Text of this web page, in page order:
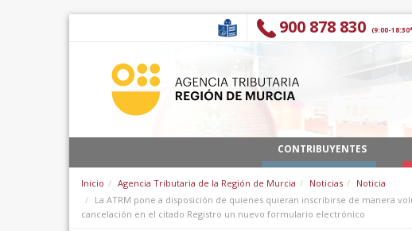
900 878 830 (9:00-
CONTRIBUYENTES
Inicio Agencia Tributaria de la Región de Murcia Noticias
Noticia
La ATRM pone a disposición de quienes quieran inscribirse de manera
cancelación en el citado Registro un nuevo formulario electrónico